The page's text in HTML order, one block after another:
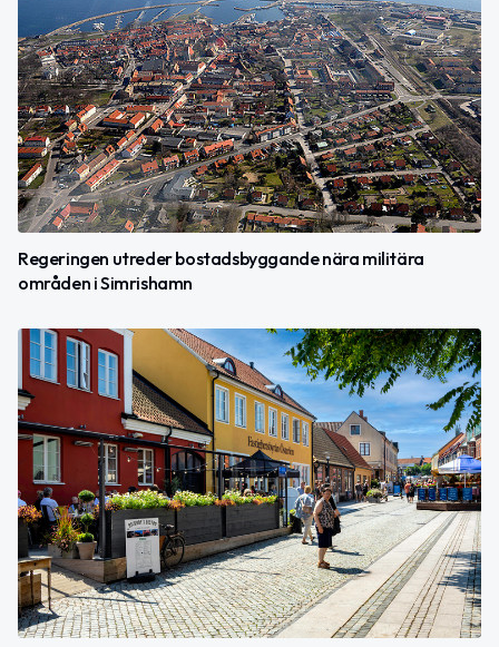
Regeringen utreder bostadsbyggande nära militära
områden i Simrishamn